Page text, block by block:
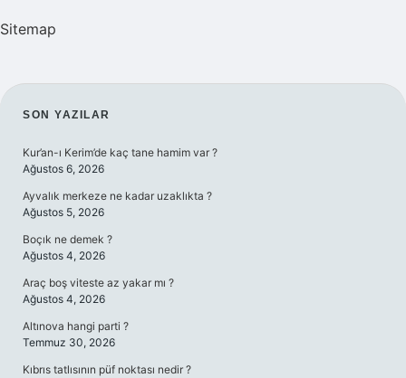
Sitemap
SIDEBAR
SON YAZILAR
Kur’an-ı Kerim’de kaç tane hamim var ?
Ağustos 6, 2026
Ayvalık merkeze ne kadar uzaklıkta ?
Ağustos 5, 2026
Boçık ne demek ?
Ağustos 4, 2026
Araç boş viteste az yakar mı ?
Ağustos 4, 2026
Altınova hangi parti ?
Temmuz 30, 2026
Kıbrıs tatlısının püf noktası nedir ?